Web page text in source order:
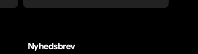
Nyhedsbrev